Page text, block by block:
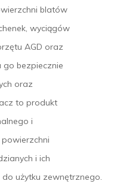
blatów
wyciągów
AGD oraz
go bezpiecznie
oraz
to produkt
i
i ich
użytku zewnętrznego.